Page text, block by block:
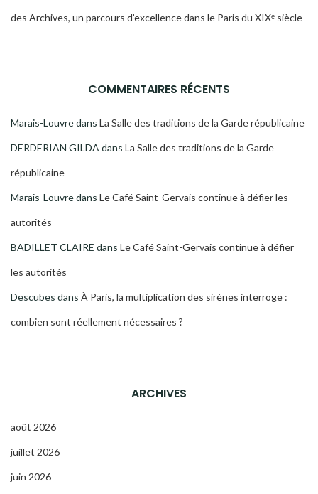
des Archives, un parcours d’excellence dans le Paris du XIXᵉ siècle
COMMENTAIRES RÉCENTS
Marais-Louvredans La Salle des traditions de la Garde républicaine
DERDERIAN GILDA dans La Salle des traditions de la Garde
républicaine
Marais-Louvredans Le Café Saint-Gervais continue à défier les
autorités
BADILLET CLAIRE dans Le Café Saint-Gervais continue à défier
les autorités
Descubes dans À Paris, la multiplication des sirènes interroge :
combien sont réellement nécessaires ?
ARCHIVES
août 2026
juillet 2026
juin 2026